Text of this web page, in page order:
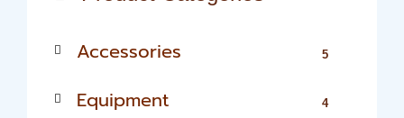
Accessories 5
Equipment 4